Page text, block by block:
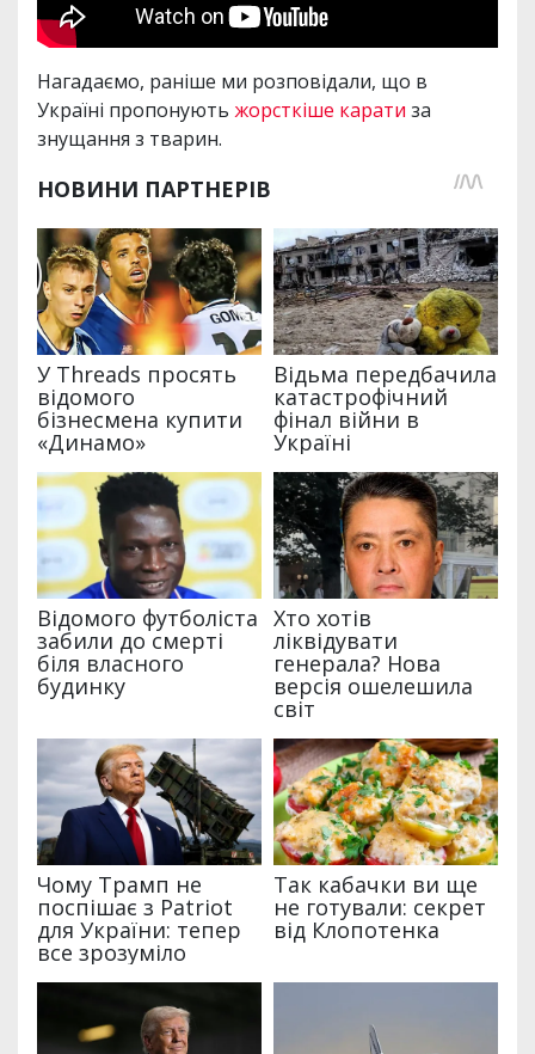
Нагадаємо, раніше ми розповідали, що в
Україні пропонують жорсткіше карати за
знущання з тварин.